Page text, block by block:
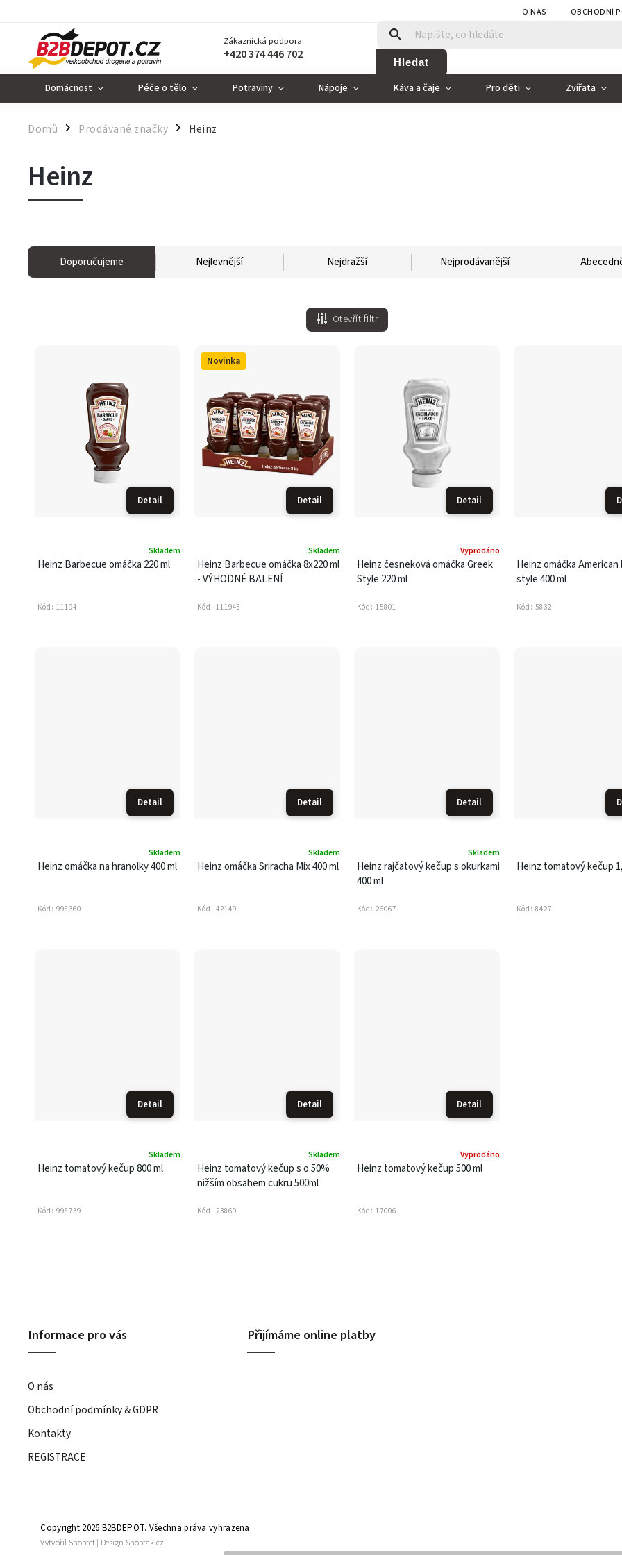
O NÁS OBCHODNÍ
Zákaznická podpora:
+420 374 446 702 Hledat
Domácnost Péče o tělo Potraviny Nápoje Káva a čaje Pro děti Zvířata
Domů / Prodávané značky / Heinz
Heinz
Doporučujeme Nejlevnější Nejdražší Nejprodávanější
Otevřít filtr
Detail
Heinz Barbecue omáčka 220 ml
Skladem
Kód: 11194
Novinka
Detail
Heinz Barbecue omáčka 8x220 ml
- VÝHODNÉ BALENÍ
Skladem
Kód: 111948
Detail
Heinz česneková omáčka Greek
Style 220 ml
Vyprodáno
Kód: 15801
Heinz omáčka
style 400 ml
Kód: 5832
Detail
Heinz omáčka na hranolky 400 ml
Skladem
Kód: 998360
Detail
Heinz omáčka Sriracha Mix 400 ml
Skladem
Kód: 42149
Detail
Heinz rajčatový kečup s okurkami
400 ml
Skladem
Kód: 26067
Heinz tomatový kečup
Kód: 8427
Detail
Heinz tomatový kečup 800 ml
Skladem
Kód: 998739
Detail
Heinz tomatový kečup s o 50%
nižším obsahem cukru 500ml
Skladem
Kód: 23869
Detail
Heinz tomatový kečup 500 ml
Vyprodáno
Kód: 17006
Informace pro vás
O nás
Obchodní podmínky & GDPR
Kontakty
REGISTRACE
Přijímáme online platby
Copyright 2026 B2BDEPOT. Všechna práva vyhrazena.
Vytvořil Shoptet| Design Shoptak.cz